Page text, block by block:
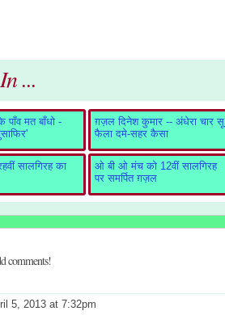
...
मत बाँधो -
ग़ज़ल दिनेश कुमार -- अंधेरा चार सू
फैला दमे-सहर कैसा
सालगिरह का
ओ बी ओ मंच को 12वीं सालगिरह
पर समर्पित ग़ज़ल
comments!
5, 2013 at 7:32pm